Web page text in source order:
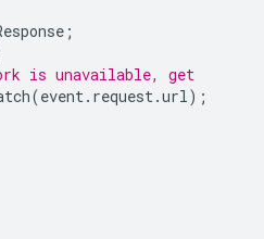
;
is unavailable, get
(event. request.url);